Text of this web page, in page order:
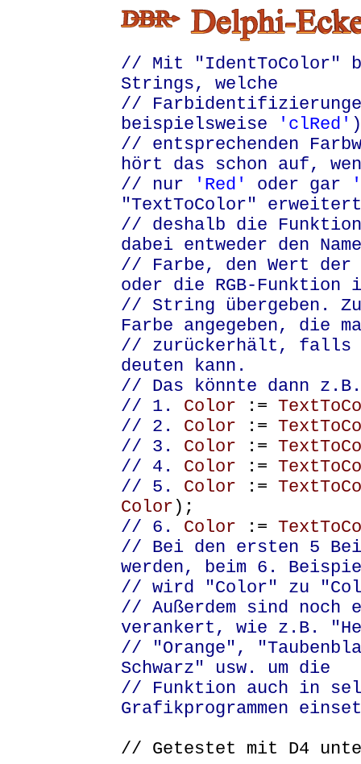
// Mit "IdentToColor"
Strings, welche
//
beispielsweise
'clRed'
// entsprechenden
hört das schon auf,
// nur
'Red' oder gar
"TextToColor" erweitert
// deshalb die
dabei entweder den
// Farbe, den Wert der
oder die RGB-Funktion
// String übergeben.
Farbe angegeben, die
// zurückerhält, falls
deuten kann.
// Das könnte dann
// 1.
Color :=
// 2.
Color :=
// 3.
Color :=
// 4.
Color :=
// 5.
Color :=
Color );
// 6.
Color :=
// Bei den ersten 5
werden, beim 6.
// wird "Color" zu
// Außerdem sind noch
verankert, wie z.B.
// "Orange",
Schwarz" usw. um die
// Funktion auch in
Grafikprogrammen
// Getestet mit D4